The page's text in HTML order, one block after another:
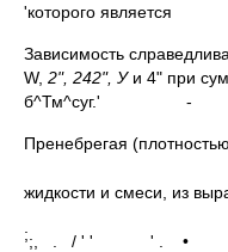
'которого является
Зависимость
W, 2", 242", Уи 4" при
б^Тм^суг.'
Пренебрегая
жидкости и смеси, из
;;, . / ' ' ' . •